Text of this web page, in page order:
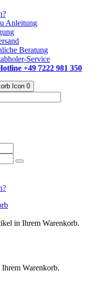
Anleitung
Beratung
Service
+49 7222 981 350
0
in Ihrem Warenkorb.
Warenkorb.